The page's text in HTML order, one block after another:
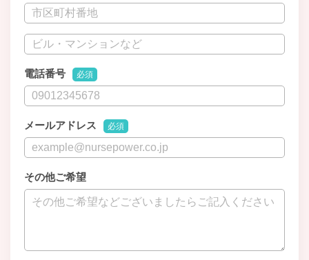
電話番号 必須
メールアドレス 必須
その他ご希望